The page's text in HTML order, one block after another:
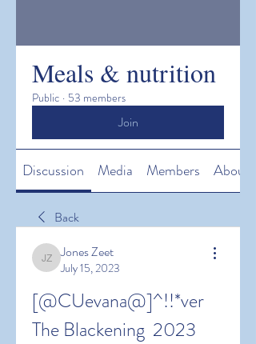
Meals & nutrition
Public · 53 members
Join
Discussion Media Members About
Back
Jones Zeet
Jones Zeet
July 15, 2023
[@CUevana@]^!!*ver
The Blackening  2023